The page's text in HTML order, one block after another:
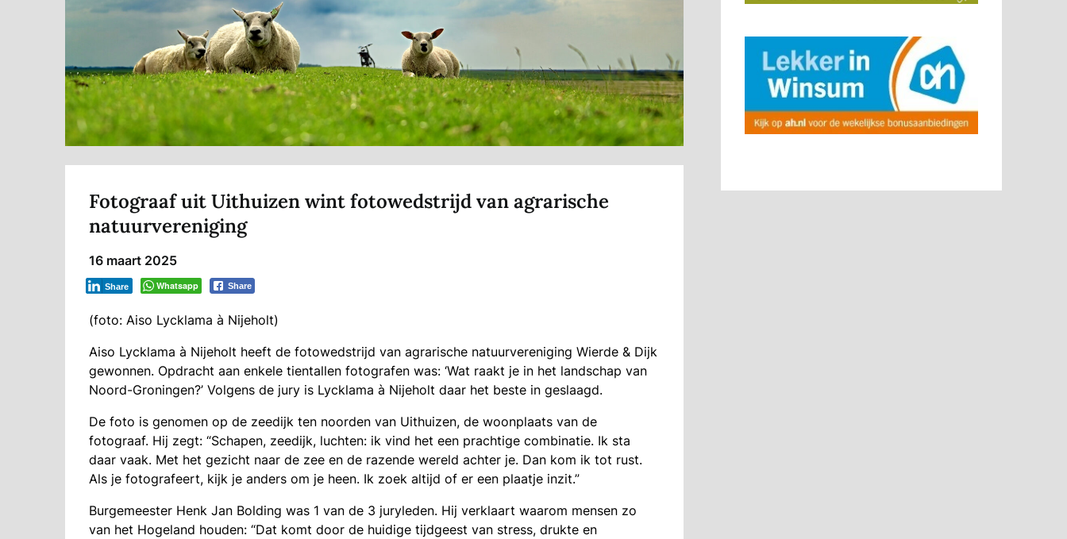
Fotograaf uit Uithuizen wint fotowedstrijd van agrarische
natuurvereniging
16 maart 2025
Whatsapp Share
Share
(foto: Aiso Lycklama à Nijeholt)
Aiso Lycklama à Nijeholt heeft de fotowedstrijd van agrarische natuurvereniging Wierde & Dijk
gewonnen. Opdracht aan enkele tientallen fotografen was: ‘Wat raakt je in het landschap van
Noord-Groningen?’ Volgens de jury is Lycklama à Nijeholt daar het beste in geslaagd.
De foto is genomen op de zeedijk ten noorden van Uithuizen, de woonplaats van de
fotograaf. Hij zegt: “Schapen, zeedijk, luchten: ik vind het een prachtige combinatie. Ik sta
daar vaak. Met het gezicht naar de zee en de razende wereld achter je. Dan kom ik tot rust.
Als je fotografeert, kijk je anders om je heen. Ik zoek altijd of er een plaatje inzit.”
Burgemeester Henk Jan Bolding was 1 van de 3 juryleden. Hij verklaart waarom mensen zo
van het Hogeland houden: “Dat komt door de huidige tijdgeest van stress, drukte en